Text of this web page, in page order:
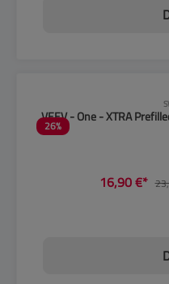
26%
VEEV - One - XTRA
16,90 €*